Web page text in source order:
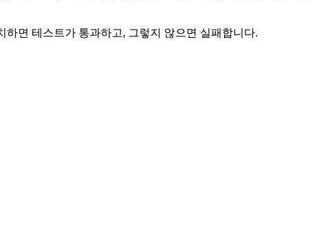
하면 테스트가 통과하고, 그렇지 않으면 실패합니다.